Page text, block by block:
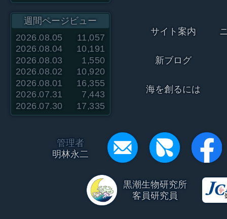
週間ページビュー
2026.08.05
11,057
2026.08.04
10,191
2026.08.03
1,550
2026.08.02
10,920
2026.08.01
16,355
2026.07.31
7,443
2026.07.30
17,335
サイト案内
新ブログ
海を創るには
管理者
明林永二
黒潮生物研究所
客員研究員